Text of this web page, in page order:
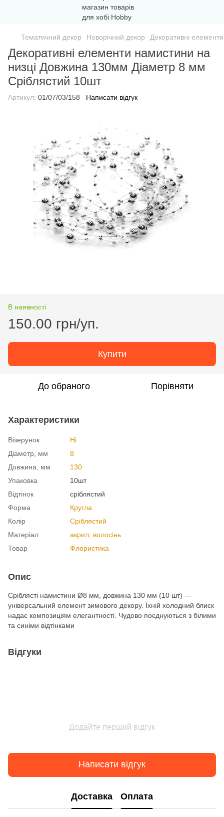
Тематичний декор Новорічний декор Декоративні
Декоративні елементи намистини на
низці Довжина 130мм Діаметр 8 мм
Сріблястий 10шт
Артикул: 01/07/03/158 Написати відгук
В наявності
150.00 грн/уп.
Купити
До обраного Порівняти
Характеристики
Візерунок
Ні
Діаметр, мм
8
Довжина, мм
130
Упаковка
10шт
Відтінок
сріблястий
Форма
Кругла
Колір
Сріблястий
Матеріал
акрил, волосінь
Товар
Флористика
Опис
Сріблясті намистини Ø8 мм, довжина 130 мм (10 шт) —
універсальний елемент зимового декору. Їхній холодний блиск
надає композиціям елегантності. Чудово поєднуються з білими
та синіми відтінками
Відгуки
Додайте перший відгук
Написати відгук
Доставка Оплата